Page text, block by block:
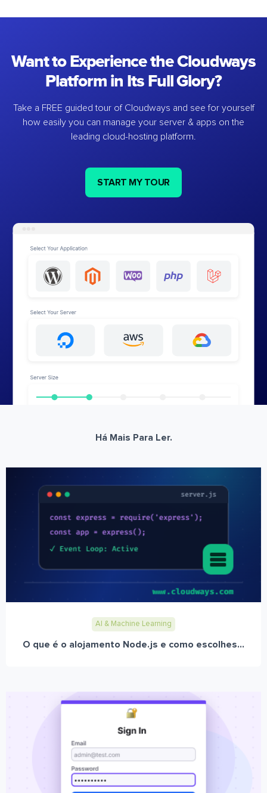
Want to Experience the Cloudways
Platform in Its Full Glory?
Take a FREE guided tour of Cloudways and see for yourself
how easily you can manage your server & apps on the
leading cloud-hosting platform.
START MY TOUR
Há Mais Para Ler.
AI & Machine Learning
O que é o alojamento Node.js e como escolhes...